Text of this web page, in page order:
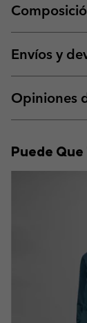
Envíos y
Opiniones
Puede